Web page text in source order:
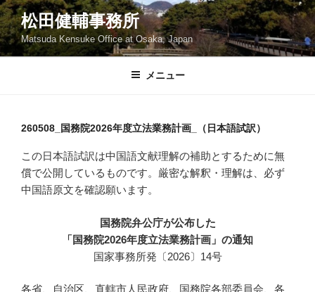
コ
ン
テ
ン
松田健輔事務所
Matsuda Kensuke Office at Osaka, Japan
メニュー
260508_国務院2026年度立法業務計画_（日本語試訳）
この日本語試訳は中国語文献理解の補助とするために無
償で公開しているものです。厳密な解釈・理解は、必ず
中国語原文を確認願います。
国務院弁公庁が公布した
「国務院2026年度立法業務計画」の通知
国家事務所発〔2026〕14号
各省、自治区、直轄市人民政府、国務院各部委員会、各